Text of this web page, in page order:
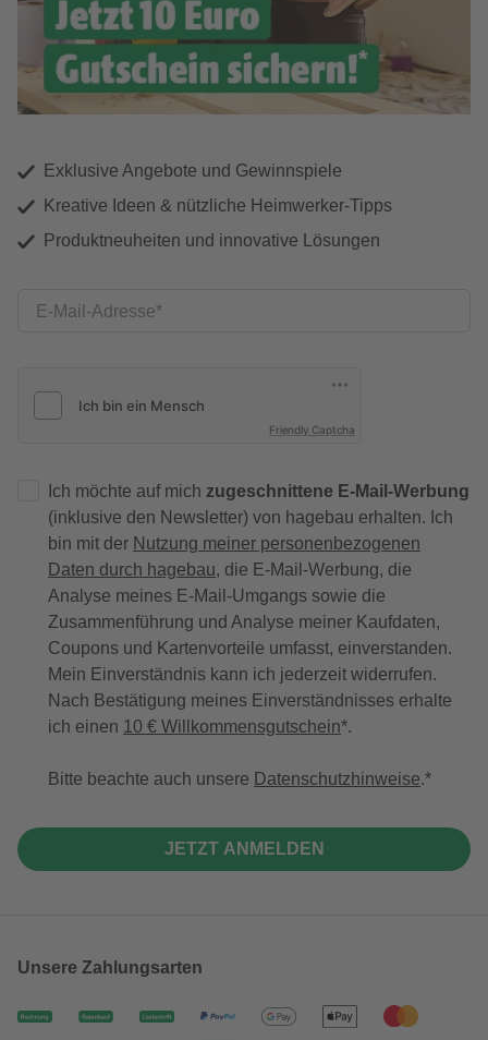
Exklusive Angebote und Gewinnspiele
Kreative Ideen & nützliche Heimwerker-Tipps
Produktneuheiten und innovative Lösungen
E-Mail-Adresse
Friendly Captcha
Ich möchte auf mich zugeschnittene E-Mail-Werbung
(inklusive den Newsletter) von hagebau erhalten. Ich
bin mit der Nutzung meiner personenbezogenen
Daten durch hagebau, die E-Mail-Werbung, die
Analyse meines E-Mail-Umgangs sowie die
Zusammenführung und Analyse meiner Kaufdaten,
Coupons und Kartenvorteile umfasst, einverstanden.
Mein Einverständnis kann ich jederzeit widerrufen.
Nach Bestätigung meines Einverständnisses erhalte
ich einen 10 € Willkommensgutschein*.
Bitte beachte auch unsere Datenschutzhinweise.
JETZT ANMELDEN
Unsere Zahlungsarten